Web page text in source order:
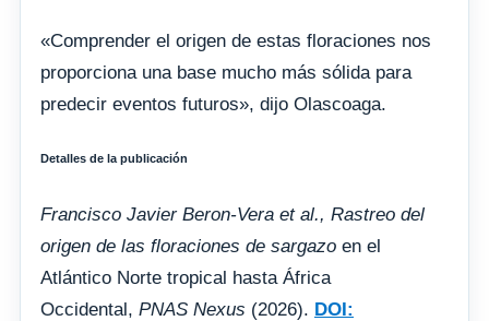
«Comprender el origen de estas floraciones nos
proporciona una base mucho más sólida para
predecir eventos futuros», dijo Olascoaga.
Detalles de la publicación
Francisco Javier Beron-Vera et al., Rastreo del
origen de las floraciones de sargazo en el
Atlántico Norte tropical hasta África
Occidental, PNAS Nexus (2026). DOI: